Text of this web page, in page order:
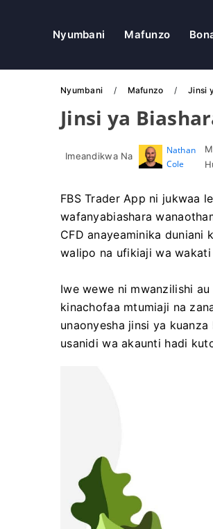
Nyumbani Mafunzo
Nyumbani Mafunzo Jinsi
Jinsi ya
Imeandikwa Na
Nathan
Cole
FBS Trader App ni jukwaa
wafanyabiashara
CFD anayeaminika
walipo na ufikiaji wa
Iwe wewe ni mwanzilishi
kinachofaa mtumiaji na
unaonyesha jinsi ya
usanidi wa akaunti hadi